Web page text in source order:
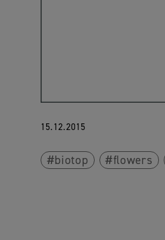
15.12.2015
biotop flowers